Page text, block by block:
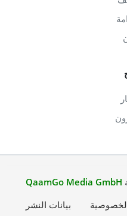
QaamGo Media GmbH
بيانات النشر